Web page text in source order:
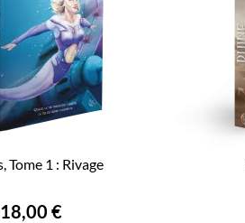
Tome 1 : Rivage
Prix
18,00 €